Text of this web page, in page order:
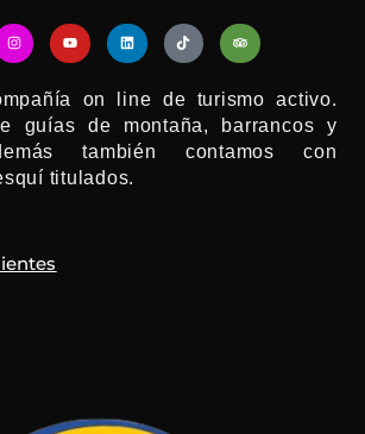
I
n
g
Y
o
b
L
i
d
n
T
i
k
T
r
d
i
o
on line de turismo activo.
guías de montaña, barrancos y
también contamos con
titulados.